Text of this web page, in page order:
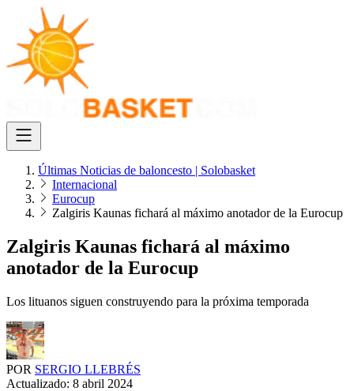
Últimas Noticias de baloncesto | Solobasket
Internacional
Eurocup
Zalgiris Kaunas fichará al máximo anotador de la Eurocup
Zalgiris Kaunas fichará al máximo
anotador de la Eurocup
Los lituanos siguen construyendo para la próxima temporada
POR SERGIO LLEBRÉS
Actualizado: 8 abril 2024